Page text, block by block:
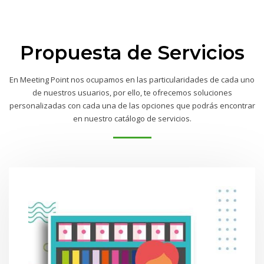
Propuesta de Servicios
En Meeting Point nos ocupamos en las particularidades de cada uno
de nuestros usuarios, por ello, te ofrecemos soluciones
personalizadas con cada una de las opciones que podrás encontrar
en nuestro catálogo de servicios.